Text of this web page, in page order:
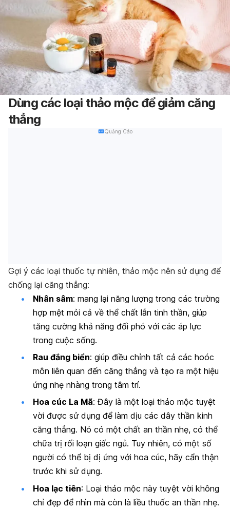
Dùng các loại thảo mộc để giảm căng
thẳng
Quảng Cáo
Gợi ý các loại thuốc tự nhiên, thảo mộc nên sử dụng để
chống lại căng thẳng:
Nhân sâm: mang lại năng lượng trong các trường
hợp mệt mỏi cả về thể chất lẫn tinh thần, giúp
tăng cường khả năng đối phó với các áp lực
trong cuộc sống.
Rau đắng biển: giúp điều chỉnh tất cả các hoóc
môn liên quan đến căng thẳng và tạo ra một hiệu
ứng nhẹ nhàng trong tâm trí.
Hoa cúc La Mã: Đây là một loại thảo mộc tuyệt
vời được sử dụng để làm dịu các dây thần kinh
căng thẳng. Nó có một chất an thần nhẹ, có thể
chữa trị rối loạn giấc ngủ. Tuy nhiên, có một số
người có thể bị dị ứng với hoa cúc, hãy cẩn thận
trước khi sử dụng.
Hoa lạc tiên: Loại thảo mộc này tuyệt vời không
chỉ đẹp để nhìn mà còn là liều thuốc an thần nhẹ.